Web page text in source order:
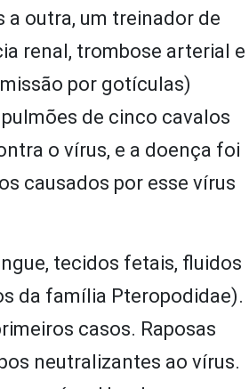
a outra, um treinador de
renal, trombose arterial e
por gotículas)
de cinco cavalos
o vírus, e a doença foi
causados ​​por esse vírus
tecidos fetais, fluidos
da família Pteropodidae).
casos. Raposas
neutralizantes ao vírus.